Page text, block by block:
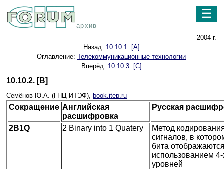
архив
☰
2004 г.
Назад: 10.10.1. [A]
Оглавление: Телекоммуникационные технологии
Вперёд: 10.10.3. [C]
10.10.2. [B]
Семёнов Ю.А. (ГНЦ ИТЭФ), book.itep.ru
Сокращение Английская
расшифровка
Русская
2B1Q 2 Binary into 1 Quatery
Метод
сигналов, в
бита
использованием 4-
уровней